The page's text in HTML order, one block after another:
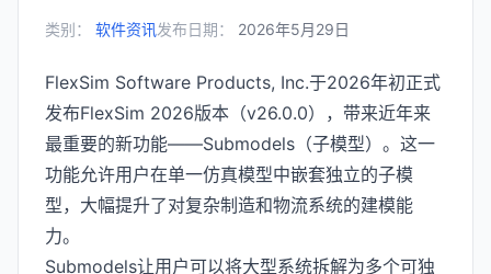
类别： 软件资讯发布日期： 2026年5月29日
FlexSim Software Products, Inc.于2026年初正式
发布FlexSim 2026版本（v26.0.0），带来近年来
最重要的新功能——Submodels（子模型）。这一
功能允许用户在单一仿真模型中嵌套独立的子模
型，大幅提升了对复杂制造和物流系统的建模能
力。
Submodels让用户可以将大型系统拆解为多个可独